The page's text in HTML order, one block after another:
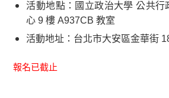
活動地點：國立政治大學 公共行
心 9 樓 A937CB 教室
活動地址：台北市大安區金華街
報名已截止